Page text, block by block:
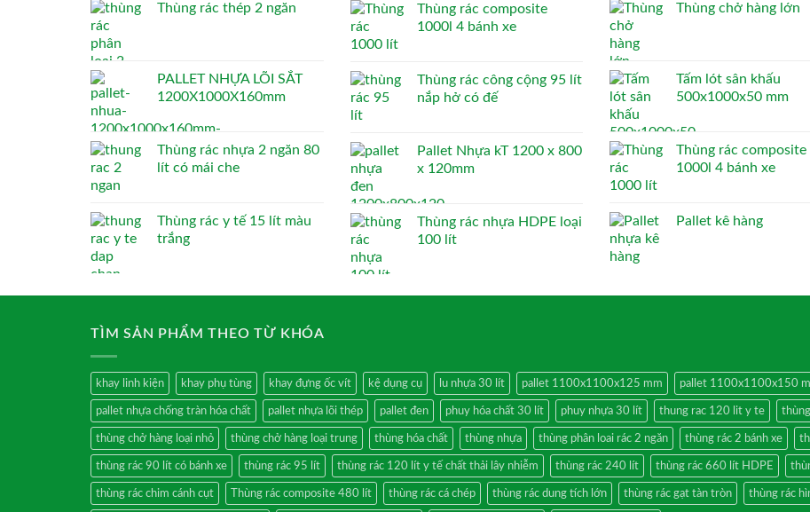
Thùng rác thép 2 ngăn
PALLET NHỰA LÕI SẮT
1200X1000X160mm
Thùng rác nhựa 2 ngăn 80
lít có mái che
Thùng rác y tế 15 lít màu
trắng
Thùng rác composite
1000l 4 bánh xe
Thùng rác công cộng 95 lít
nắp hở có đế
Pallet Nhựa kT 1200 x 800
x 120mm
Thùng rác nhựa HDPE loại
100 lít
Thùng chở hàng lớn
Tấm lót sân khấu
500x1000x50 mm
Thùng rác composite
1000l 4 bánh xe
Pallet kê hàng
TÌM SẢN PHẨM THEO TỪ KHÓA
khay linh kiện khay phụ tùng khay đựng ốc vít kệ dụng cụ lu nhựa 30 lít pallet 1100x1100x125 mm pallet 1100x1100x150
pallet nhựa chống tràn hóa chất pallet nhựa lõi thép pallet đen phuy hóa chất 30 lít phuy nhựa 30 lít thung rac 120 lit y te
thùng chở hàng loại nhỏ thùng chở hàng loại trung thùng hóa chất thùng nhựa thùng phân loai rác 2 ngăn thùng rác 2 bánh xe
thùng rác 90 lít có bánh xe thùng rác 95 lít thùng rác 120 lít y tế chất thải lây nhiễm thùng rác 240 lít thùng rác 660 lít HDPE
thùng rác chim cánh cụt Thùng rác composite 480 lít thùng rác cá chép thùng rác dung tích lớn thùng rác gạt tàn tròn thùng rác